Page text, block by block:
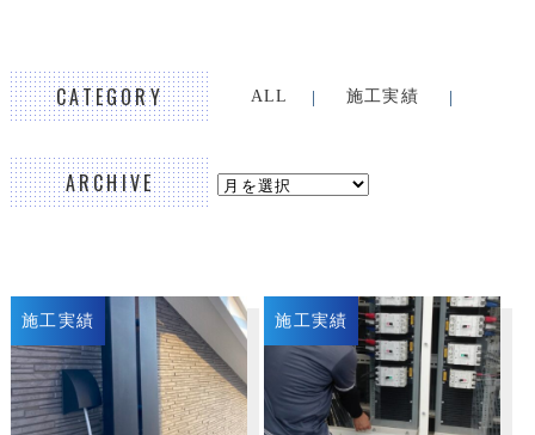
CATEGORY ALL 施工実績
ARCHIVE
施工実績 施工実績